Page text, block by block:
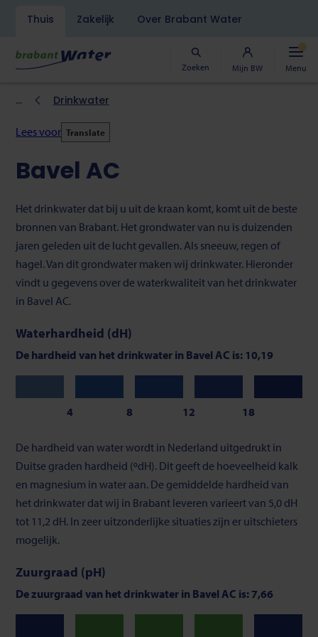
Overslaan
naar
de
gaan
Thuis Zakelijk Over Brabant Water
Zoeken Mijn BW Menu
Kruimelpad
Drinkwater
Lees voor Translate
Bavel AC
Het drinkwater dat bij u uit de kraan komt, komt uit de beste
bronnen van Brabant. Het grondwater van nu is duizenden
jaren geleden uit de lucht gevallen. Als sneeuw, regen of
hagel. Van dit grondwater maken wij drinkwater. Hieronder
vindt u gegevens over de waterkwaliteit van het drinkwater
in Bavel AC.
Waterhardheid (dH)
De hardheid van het drinkwater in Bavel AC is: 10,19
zacht
4 8 12
hard
18
Schaalverdeling
van
waterhardheid
De hardheid van water wordt in Nederland uitgedrukt in
Duitse graden hardheid (ºdH). Dit geeft de hoeveelheid kalk
en magnesium in water aan. De gemiddelde hardheid van
het drinkwater dat wij in Brabant leveren varieert van 5,0 dH
tot 11,2 dH. In zeer uitzonderlijke situaties zijn er uitschieters
mogelijk.
Zuurgraad (pH)
De zuurgraad van het drinkwater in Bavel AC is: 7,66
NeutraalNeutraalNeutraal